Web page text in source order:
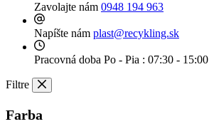
Zavolajte nám 0948 194 963
Napíšte nám plast@recykling.sk
Pracovná doba Po - Pia : 07:30 - 15:00
Filtre
Farba